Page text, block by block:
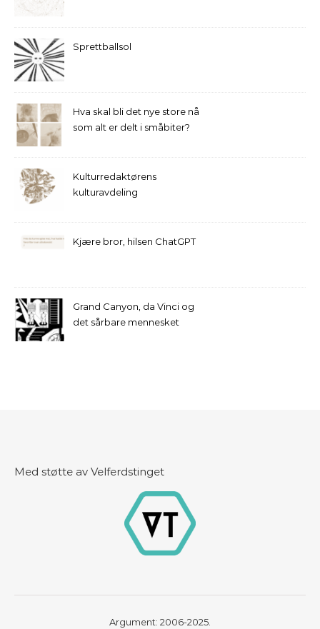
Sprettballsol
Hva skal bli det nye store nå
som alt er delt i småbiter?
Kulturredaktørens
kulturavdeling
Kjære bror, hilsen ChatGPT
Grand Canyon, da Vinci og
det sårbare mennesket
Med støtte av Velferdstinget
Argument: 2006-2025.